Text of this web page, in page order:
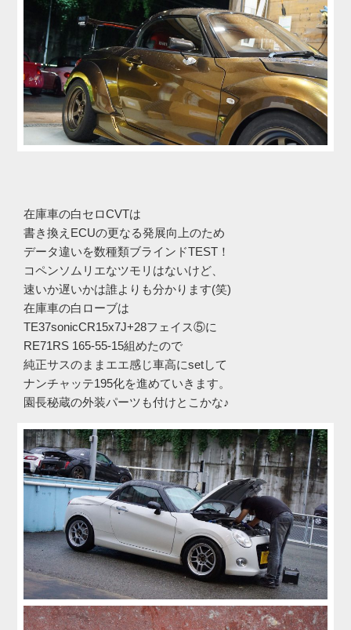
在庫車の白セロCVTは
書き換えECUの更なる発展向上のため
データ違いを数種類ブラインドTEST！
コペンソムリエなツモリはないけど、
速いか遅いかは誰よりも分かります(笑)
在庫車の白ローブは
TE37sonicCR15x7J+28フェイス⑤に
RE71RS 165-55-15組めたので
純正サスのままエエ感じ車高にsetして
ナンチャッテ195化を進めていきます。
園長秘蔵の外装パーツも付けとこかな♪